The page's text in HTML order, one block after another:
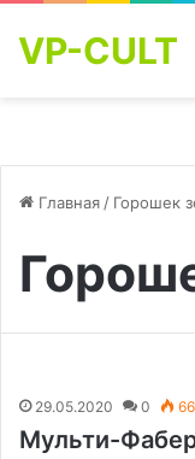
VP-CULT
Главная / Горошек
29.05.2020 0
Мульти-